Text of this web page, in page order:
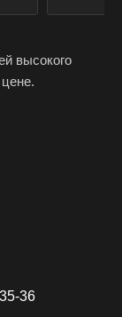
высокого
36